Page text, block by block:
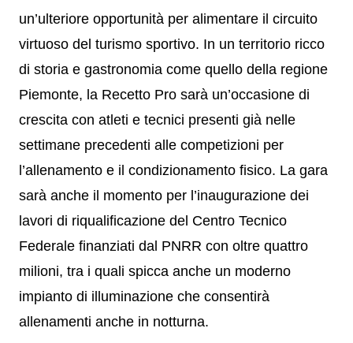
un’ulteriore opportunità per alimentare il circuito
virtuoso del turismo sportivo. In un territorio ricco
di storia e gastronomia come quello della regione
Piemonte, la Recetto Pro sarà un’occasione di
crescita con atleti e tecnici presenti già nelle
settimane precedenti alle competizioni per
l’allenamento e il condizionamento fisico. La gara
sarà anche il momento per l’inaugurazione dei
lavori di riqualificazione del Centro Tecnico
Federale finanziati dal PNRR con oltre quattro
milioni, tra i quali spicca anche un moderno
impianto di illuminazione che consentirà
allenamenti anche in notturna.